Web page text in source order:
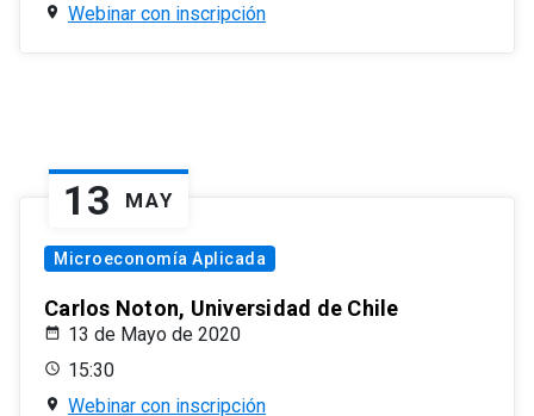
Webinar con inscripción
13 MAY
Microeconomía Aplicada
Carlos Noton, Universidad de Chile
13 de Mayo de 2020
15:30
Webinar con inscripción